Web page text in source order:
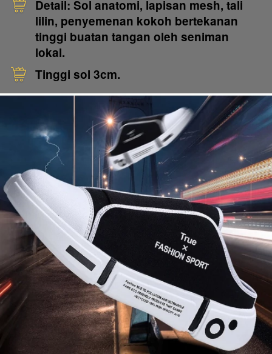
Detail: Sol anatomi, lapisan mesh, tali
lilin, penyemenan kokoh bertekanan
tinggi buatan tangan oleh seniman
lokal.
Tinggi sol 3cm.